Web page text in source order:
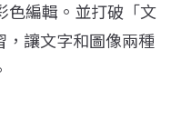
色編輯。並打破「文
，讓文字和圖像兩種